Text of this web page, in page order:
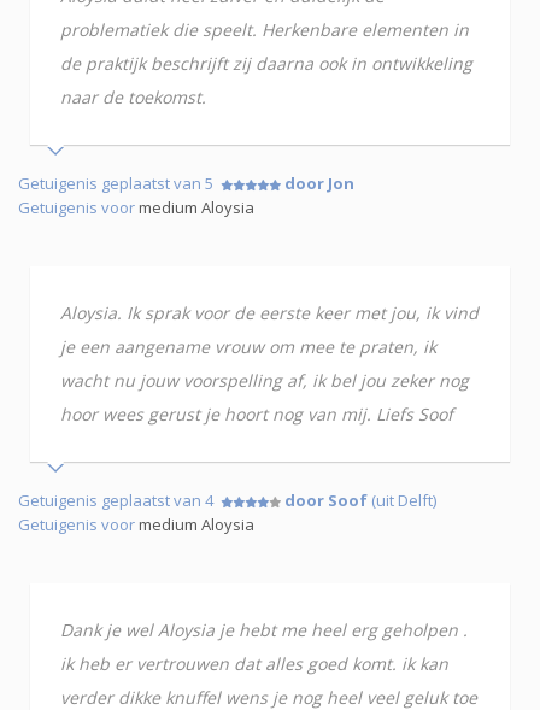
problematiek die speelt. Herkenbare elementen in
de praktijk beschrijft zij daarna ook in ontwikkeling
naar de toekomst.
Getuigenis geplaatst van 5
door Jon
Getuigenis voormedium Aloysia
Aloysia. Ik sprak voor de eerste keer met jou, ik vind
je een aangename vrouw om mee te praten, ik
wacht nu jouw voorspelling af, ik bel jou zeker nog
hoor wees gerust je hoort nog van mij. Liefs Soof
Getuigenis geplaatst van 4 door Soof (uit Delft)
Getuigenis voormedium Aloysia
Dank je wel Aloysia je hebt me heel erg geholpen .
ik heb er vertrouwen dat alles goed komt. ik kan
verder dikke knuffel wens je nog heel veel geluk toe